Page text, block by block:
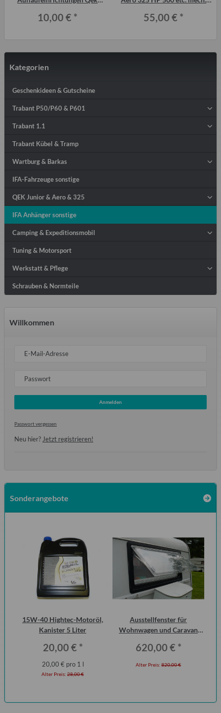
10,00 € * 55,00 € *
Kategorien
Geschenkideen & Gutscheine
Trabant P50/P60 & P601
Trabant 1.1
Trabant Kübel & Tramp
Wartburg & Barkas
IFA-Fahrzeuge sonstige
QEK Junior & Aero & 325
IFA Anhänger sonstige
Camping & Expeditionsmobil
Tuning & Motorsport
Werkstatt & Pflege
Schrauben & Normteile
Willkommen
E-Mail-Adresse
Passwort
Anmelden
Passwort vergessen
Neu hier?Jetzt registrieren!
Sonderangebote
15W-40 Hightec-Motoröl,
Kanister 5 Liter
20,00 € *
20,00 € pro 1 l
Alter Preis: 28,00 €
Ausstellfenster für
Wohnwagen und Caravan
Seitz
620,00 € *
Alter Preis: 820,00 €